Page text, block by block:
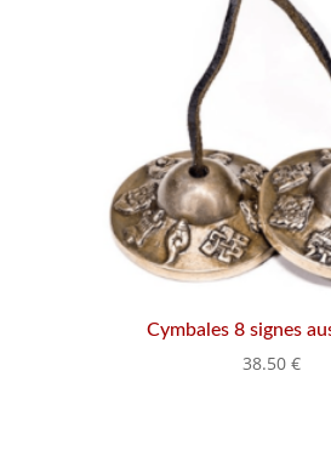
Cymbales 8 signes
38.50 €